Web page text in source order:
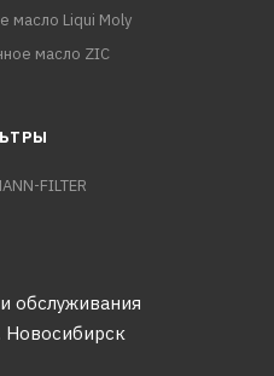
масло Liqui Moly
масло ZIC
FILTER
обслуживания
Новосибирск